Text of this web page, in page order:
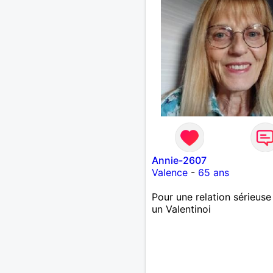
Annie-2607
Valence- 65 ans
Pour une relation
un Valentinoi